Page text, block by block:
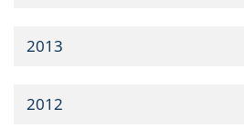
2013
2012